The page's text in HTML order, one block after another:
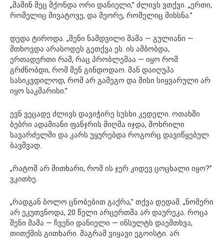
„მაშინ მეც მქონდა ორი დანიელი,” ძლივს ვთქვი. „ერთი,
რომელიც მივატოვე, და მეორე, რომელიც მიხსნა.”
დედა ტიროდა. „შენი ნამდვილი მამა — გულიანი —
მთხოვდა არასოდეს გეთქვა ეს. ის ამბობდა,
ერთადერთი რამ, რაც პრობლემაა — იყო რომ
გრძნობდი, რომ შენ გინდოდაო. მან დაიღუპა
სასიკვდილოდ, რომ არ გამეგო და მისი სიყვარული არ
იყო საკმარისი.”
ევნ ვეცადე ძლივს დავიჭირე სუსხი კედელი. ოთახში
ბებრი ადამიანი ფანჯრის მიღმა იჯდა, მოხრილი
სავარძელში და კარს უყურებდა როგორც დავიწყებულ
ბავშვად.
„რატომ არ მითხარი, რომ ის ჯერ კიდევ ცოცხალი იყო?”
ვკითხე.
„რადგან ბოლო ცნობებით გაქრა,” თქვა დედამ. „ნომერი
არ ეკუთვნოდა, 20 წელი არცერთმა არ დაურეკა. როცა
შენი მამა — ჩვენი დანიელი — ინსულტს დაემთხვა,
თითქმის გითხარი. მაგრამ ვიყავი ეგოისტი. არ